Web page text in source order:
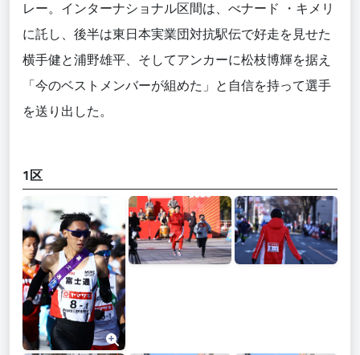
レー。インターナショナル区間は、 べナード ・ キメリ
に託し、後半は東日本実業団対抗駅伝で好走を見せた
横手健と浦野雄平、そしてアンカーに松枝博輝を据え
「今のベストメンバーが組めた」と自信を持って選手
を送り出した。
1区